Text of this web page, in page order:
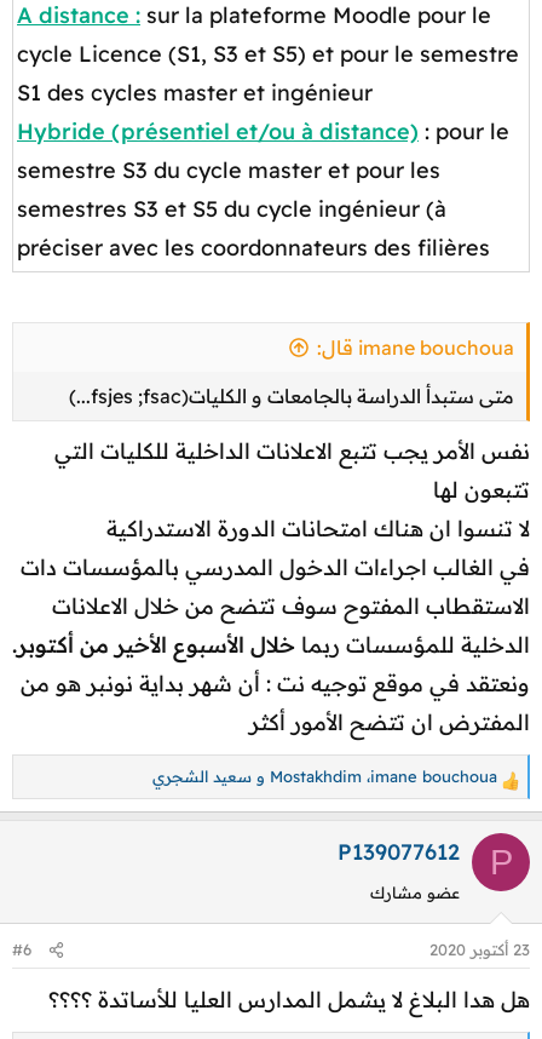
A distance : sur la plateforme Moodle pour le
cycle Licence (S1, S3 et S5) et pour le semestre
S1 des cycles master et ingénieur
Hybride (présentiel et/ou à distance) : pour le
semestre S3 du cycle master et pour les
semestres S3 et S5 du cycle ingénieur (à
préciser avec les coordonnateurs des filières​
imane bouchoua قال:
متى ستبدأ الدراسة بالجامعات و الكليات(fsjes ;fsac...)
نفس الأمر يجب تتبع الاعلانات الداخلية للكليات التي
تتبعون لها
لا تنسوا ان هناك امتحانات الدورة الاستدراكية
في الغالب اجراءات الدخول المدرسي بالمؤسسات دات
الاستقطاب المفتوح سوف تتضح من خلال الاعلانات
الدخلية للمؤسسات ربما خلال الأسبوع الأخير من أكتوبر.
ونعتقد في موقع توجيه نت : أن شهر بداية نونبر هو من
المفترض ان تتضح الأمور أكثر
ا
ل
ت
ع
ل
ت
imane bouchoua، Mostakhdim و سعيد الشجري
P
P139077612
عضو مشارك
23 أكتوبر 2020 #6
هل هدا البلاغ لا يشمل المدارس العليا للأساتدة ؟؟؟؟